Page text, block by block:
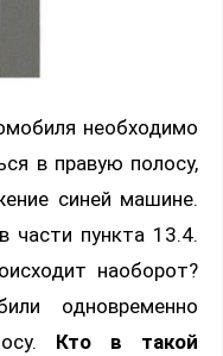
необходимо
в правую полосу,
синей машине.
части пункта 13.4.
наоборот?
одновременно
Кто в такой